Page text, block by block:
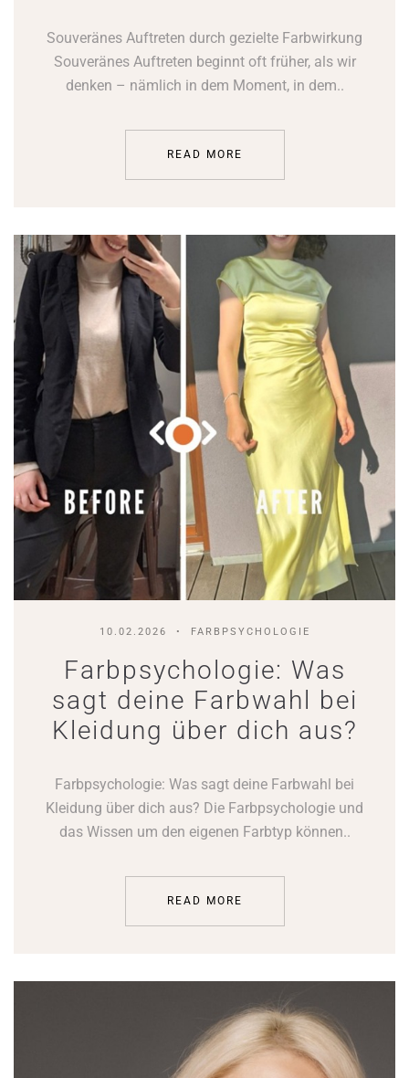
Souveränes Auftreten durch gezielte Farbwirkung
Souveränes Auftreten beginnt oft früher, als wir
denken – nämlich in dem Moment, in dem..
READ MORE
10.02.2026 FARBPSYCHOLOGIE
Farbpsychologie: Was
sagt deine Farbwahl bei
Kleidung über dich aus?
Farbpsychologie: Was sagt deine Farbwahl bei
Kleidung über dich aus? Die Farbpsychologie und
das Wissen um den eigenen Farbtyp können..
READ MORE